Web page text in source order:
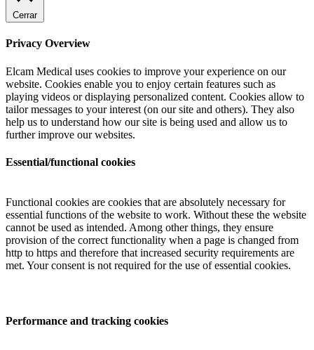
Cerrar
Privacy Overview
Elcam Medical uses cookies to improve your experience on our
website. Cookies enable you to enjoy certain features such as
playing videos or displaying personalized content. Cookies allow to
tailor messages to your interest (on our site and others). They also
help us to understand how our site is being used and allow us to
further improve our websites.
Essential/functional cookies
Functional cookies are cookies that are absolutely necessary for
essential functions of the website to work. Without these the website
cannot be used as intended. Among other things, they ensure
provision of the correct functionality when a page is changed from
http to https and therefore that increased security requirements are
met. Your consent is not required for the use of essential cookies.
Performance and tracking cookies